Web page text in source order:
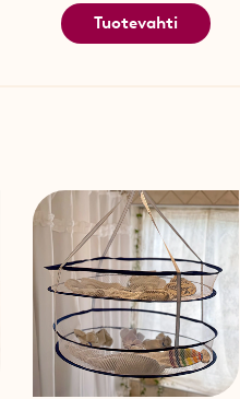
Tuotevahti